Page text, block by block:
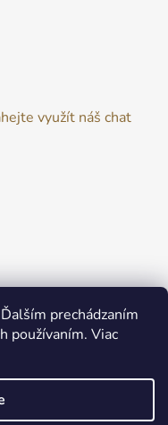
prechádzaním
používaním. Viac
využít náš chat